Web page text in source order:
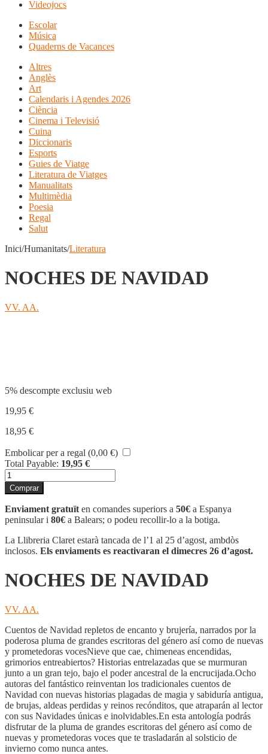
Videojocs
Escolar
Música
Quaderns de Vacances
Altres
Anglès
Art
Calendaris i Agendes 2026
Ciència
Cinema i Televisió
Cuina
Diccionaris
Esports
Guies de Viatge
Literatura de Viatges
Manualitats
Multimèdia
Poesia
Regal
Salut
Inici/Humanitats/Literatura
NOCHES DE NAVIDAD
VV. AA.
5% descompte exclusiu web
19,95 €
18,95 €
Embolicar per a regal (0,00 €)
Total Payable: 19,95 €
quantitat
de
NOCHES
DE
NAVIDAD
Comprar
Enviament gratuït en comandes superiors a 50€ a Espanya
peninsular i 80€ a Balears; o podeu recollir-lo a la botiga.
La Llibreria Claret estarà tancada de l’1 al 25 d’agost, ambdòs
inclosos. Els enviaments es reactivaran el dimecres 26 d’agost.
NOCHES DE NAVIDAD
VV. AA.
Cuentos de Navidad repletos de encanto y brujería, narrados por la
poderosa pluma de grandes escritoras del género así como de nuevas
y prometedoras vocesNieve que cae, chimeneas encendidas,
grimorios entreabiertos? Historias entrelazadas que se murmuran
junto a un gran tejo, bajo el poder ancestral de la encrucijada.Ocho
autoras del fantástico reinventan los tradicionales cuentos de
Navidad con nuevas historias plagadas de magia y sabiduría antigua,
de brujas, aldeas perdidas y reinos recónditos, que atraparán al lector
con sus Navidades únicas e inolvidables.En esta antología podrás
disfrutar de la pluma de grandes escritoras del género así como de
nuevas y prometedoras voces que te trasladarán al solsticio de
invierno como nunca antes.